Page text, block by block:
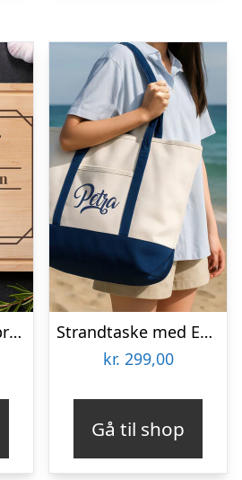
Personligt Skærebræt i Træ med Bogstav & Tekst
Strandtaske med Eget Design
kr. 299,00
Gå til shop